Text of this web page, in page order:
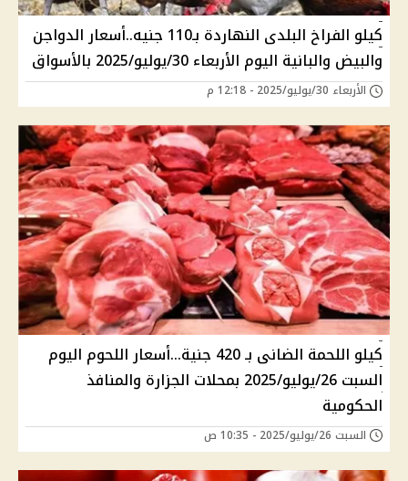
كيلو الفراخ البلدى النهاردة بـ110 جنيه..أسعار الدواجن
والبيض والبانية اليوم الأربعاء 30/يوليو/2025 بالأسواق
الأربعاء 30/يوليو/2025 - 12:18 م
كيلو اللحمة الضانى بـ 420 جنية...أسعار اللحوم اليوم
السبت 26/يوليو/2025 بمحلات الجزارة والمنافذ
الحكومية
السبت 26/يوليو/2025 - 10:35 ص